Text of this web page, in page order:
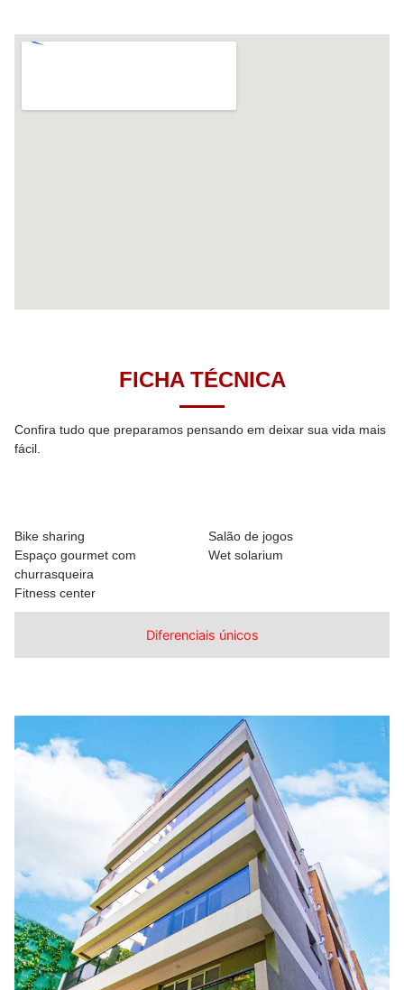
FICHA TÉCNICA
Confira tudo que preparamos pensando em deixar sua vida mais
fácil.
Diferenciais únicos
Bike sharing
Espaço gourmet com
churrasqueira
Fitness center
Salão de jogos
Wet solarium